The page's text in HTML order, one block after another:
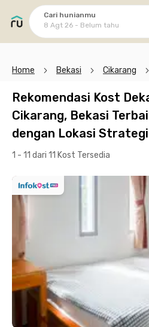
Cari hunianmu
8 Agt 26 - Belum tahu
Home Bekasi Cikarang
Rekomendasi Kost
Cikarang, Bekasi
dengan Lokasi
1 - 11 dari 11 Kost Tersedia